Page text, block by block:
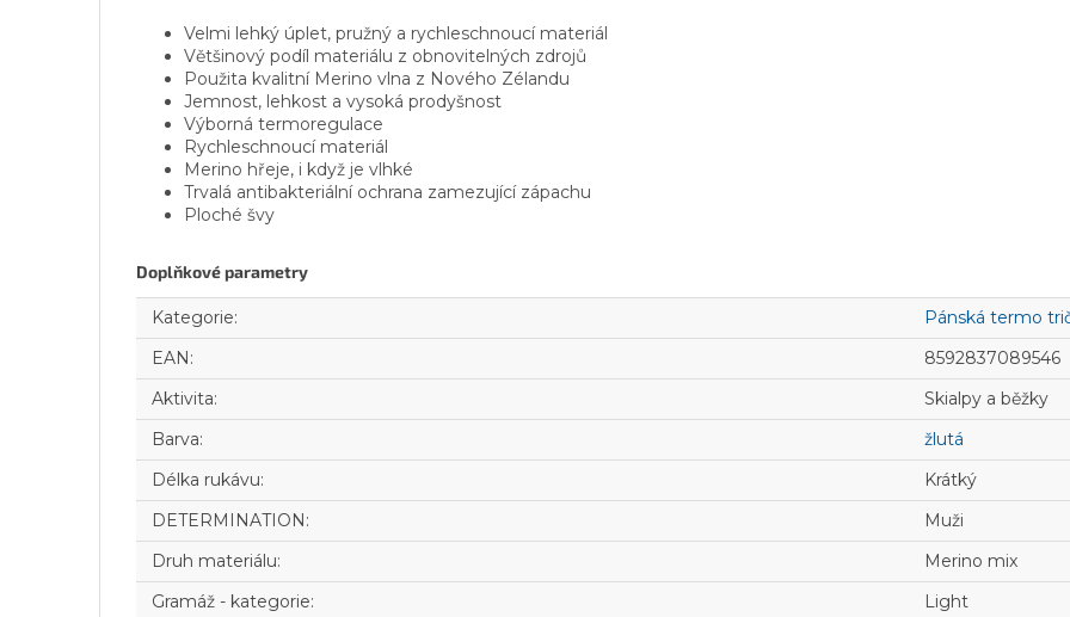
Velmi lehký úplet, pružný a rychleschnoucí materiál
Většinový podíl materiálu z obnovitelných zdrojů
Použita kvalitní Merino vlna z Nového Zélandu
Jemnost, lehkost a vysoká prodyšnost
Výborná termoregulace
Rychleschnoucí materiál
Merino hřeje, i když je vlhké
Trvalá antibakteriální ochrana zamezující zápachu
Ploché švy
Doplňkové parametry
Kategorie:
Pánská termo
EAN:
8592837089546
Aktivita:
Skialpy a běžky
Barva:
žlutá
Délka rukávu:
Krátký
DETERMINATION:
Muži
Druh materiálu:
Merino mix
Gramáž - kategorie:
Light